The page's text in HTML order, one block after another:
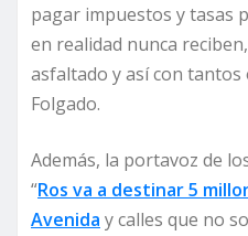
pagar impuestos y tasas
en realidad nunca
asfaltado y así con tantos
Folgado.
Además, la portavoz de
“Ros va a destinar 5
Avenida y calles que no